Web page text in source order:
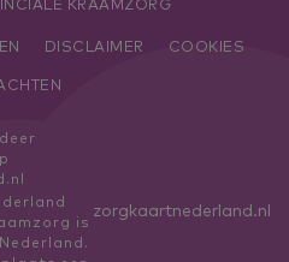
KRAAMZORG
DISCLAIMER
COOKIES
is
zorgkaartnederland.nl